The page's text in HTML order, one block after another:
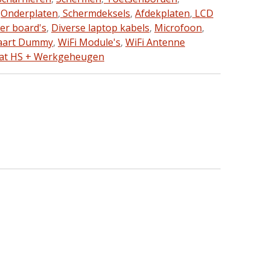
Onderplaten, Schermdeksels, Afdekplaten, LCD
board's, Diverse laptop kabels, Microfoon,
Dummy, WiFi Module's, WiFi Antenne
HS + Werkgeheugen